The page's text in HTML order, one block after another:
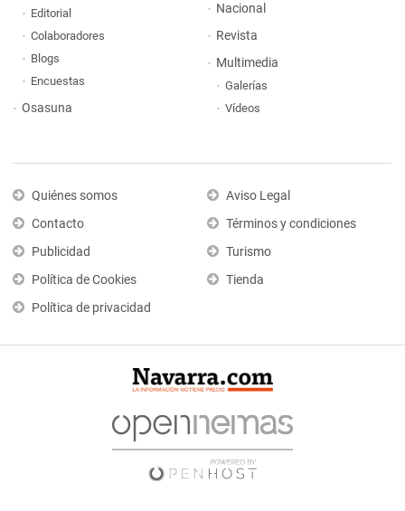
Editorial
Colaboradores
Blogs
Encuestas
Osasuna
Nacional
Revista
Multimedia
Galerías
Vídeos
Quiénes somos
Contacto
Publicidad
Política de Cookies
Política de privacidad
Aviso Legal
Términos y condiciones
Turismo
Tienda